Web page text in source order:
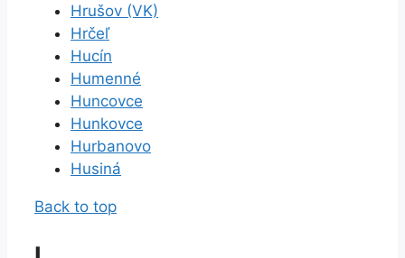
Hrušov (VK)
Hrčeľ
Hucín
Humenné
Huncovce
Hunkovce
Hurbanovo
Husiná
Back to top